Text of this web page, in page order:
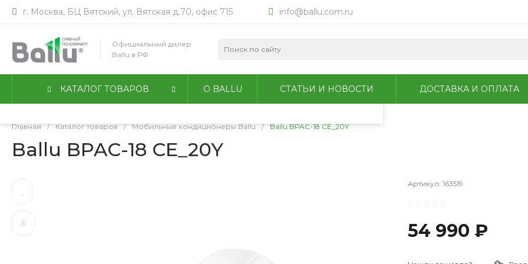
работы сайта. Оставаясь на сайте, вы соглашаетесь с
конфиденциальности.
Принимаю Подробнее
г. Москва, БЦ Вятский, ул. Вятская д.70, офис 715 info@ballu.com.ru
Официальный дилер
Ballu в РФ
КАТАЛОГ ТОВАРОВ О BALLU СТАТЬИ И НОВОСТИ ДОСТАВКА И ОПЛАТА
Главная / Каталог товаров / Мобильные кондиционеры Ballu / Ballu BPAC-18 CE_20Y
Ballu BPAC-18 CE_20Y
Артикул: 163519
54 990 ₽